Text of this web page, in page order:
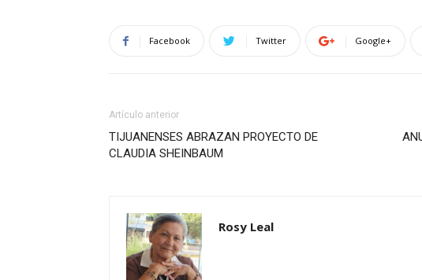
Facebook Twitter Google+
Artículo anterior
TIJUANENSES ABRAZAN PROYECTO DE
CLAUDIA SHEINBAUM
Rosy Leal